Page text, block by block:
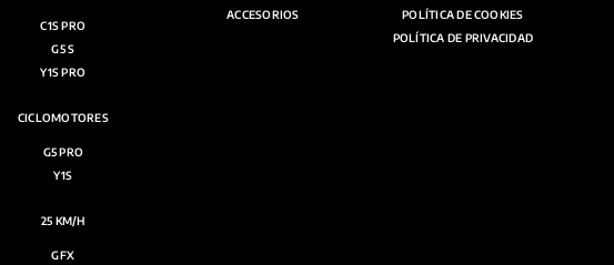
C1S PRO
G5 S
Y1S PRO
CICLOMOTORES
G5 PRO
Y1S
25 KM/H
GFX
ACCESORIOS
POLÍTICA DE COOKIES
POLÍTICA DE PRIVACIDAD